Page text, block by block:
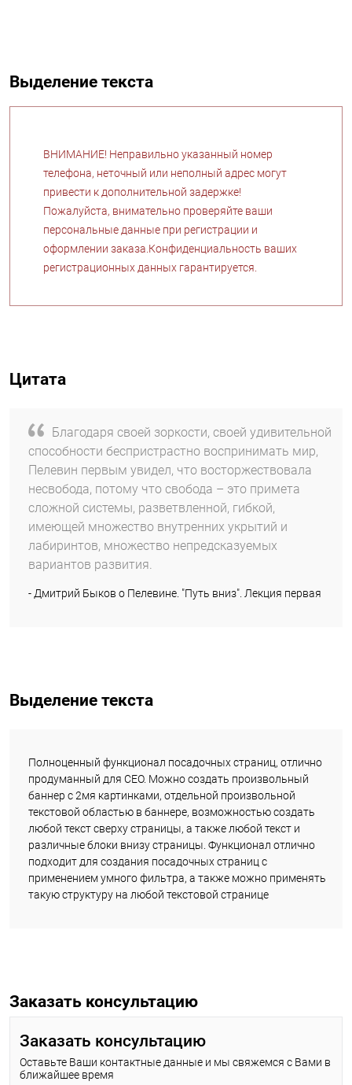
Выделение текста
ВНИМАНИЕ! Неправильно указанный номер
телефона, неточный или неполный адрес могут
привести к дополнительной задержке!
Пожалуйста, внимательно проверяйте ваши
персональные данные при регистрации и
оформлении заказа.Конфиденциальность ваших
регистрационных данных гарантируется.
Цитата
Благодаря своей зоркости, своей удивительной
способности беспристрастно воспринимать мир,
Пелевин первым увидел, что восторжествовала
несвобода, потому что свобода – это примета
сложной системы, разветвленной, гибкой,
имеющей множество внутренних укрытий и
лабиринтов, множество непредсказуемых
вариантов развития.
- Дмитрий Быков о Пелевине. "Путь вниз". Лекция первая
Выделение текста
Полноценный функционал посадочных страниц, отлично
продуманный для СЕО. Можно создать произвольный
баннер с 2мя картинками, отдельной произвольной
текстовой областью в баннере, возможностью создать
любой текст сверху страницы, а также любой текст и
различные блоки внизу страницы. Функционал отлично
подходит для создания посадочных страниц с
применением умного фильтра, а также можно применять
такую структуру на любой текстовой странице
Заказать консультацию
Заказать консультацию
Оставьте Ваши контактные данные и мы свяжемся с Вами в
ближайшее время